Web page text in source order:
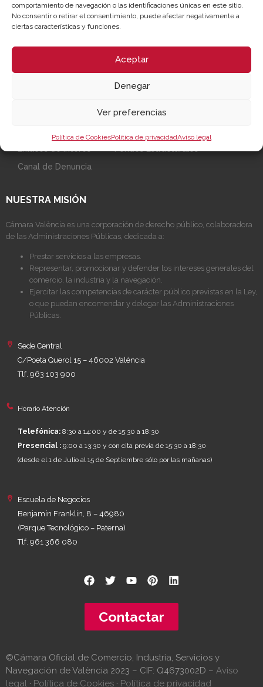
comportamiento de navegación o las identificaciones únicas en este sitio.
No consentir o retirar el consentimiento, puede afectar negativamente a
ciertas características y funciones.
Aceptar
Denegar
Ver preferencias
Política de CookiesPolítica de privacidadAviso legal
Perfil del contratante
Canal de Denuncia
NUESTRA MISIÓN
Cámara València es una corporación de derecho público, colaboradora
de las Administraciones Públicas, dedicada a:
Prestar servicios a las empresas.
Representar, promocionar y defender los intereses generales del
comercio, la industria y la navegación.
Ejercitar las competencias de carácter público previstas en la Ley,
o que puedan encomendar y delegar las Administraciones
Públicas.
Sede Central
C/Poeta Querol 15 – 46002 València
Tlf. 963 103 900
Horario Atención
Telefónica: 8:30 a 14:00 y de 15:30 a 18:30
Presencial : 9:00 a 13:30 y con cita previa de 15:30 a 18:30
(desde el 1 de Julio al 15 de Septiembre sólo por las mañanas)
Escuela de Negocios
Benjamín Franklin, 8 – 46980
(Parque Tecnológico – Paterna)
Tlf. 961 366 080
Contactar
©Cámara Oficial de Comercio, Industria, Servicios y
Navegación de València 2023 – CIF: Q4673002D – Aviso
legal · Política de Cookies · Política de privacidad